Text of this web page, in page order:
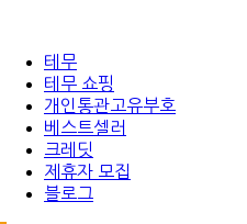
테무
테무 쇼핑
개인통관고유부호
베스트셀러
크레딧
제휴자 모집
블로그